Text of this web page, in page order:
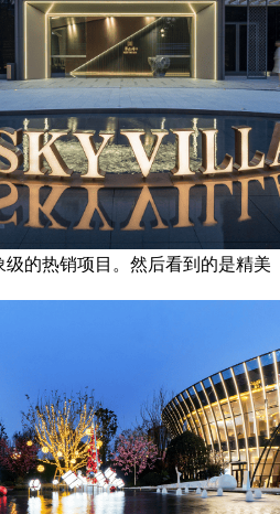
的热销项目。然后看到的是精美